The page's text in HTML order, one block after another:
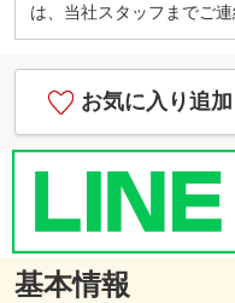
◆お住み替えなどで、
客様へ
仲介による売却はも
い、急いで売却した
おります。
地元ならではの情報
でお客様のお手伝いを
不動産のことなら【
気軽にお問い合わせ
皆様にお会いできる
は、当社スタッフまでご連
お気に入り追加
基本情報